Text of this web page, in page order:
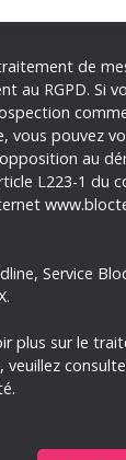
de
au RGPD. Si
vous pouvez
au
L223-1 du
Service
plus sur le
veuillez
.